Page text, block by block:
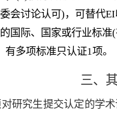
会讨论认可) ，可替代EI
国际、国家或行业标准(
有多项标准只认证1项。
三、
研究生提交认定的学